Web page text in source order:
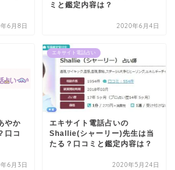
6月8日
ミと鑑定内容は？
2020年6月4日
やか
口コ
6月3日
エキサイト電話占い
エキサイト電話占いの
Shallie(シャーリー)先生は当
たる？口コミと鑑定内容は？
2020年5月24日